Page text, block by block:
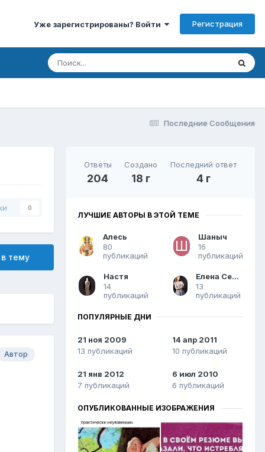
Уже зарегистрированы? Войти Регистрация
Последние Сообщения
0
тему
Автор
Ответы
204
Создано
18 г
Последний ответ
4 г
ЛУЧШИЕ АВТОРЫ В ЭТОЙ ТЕМЕ
Алесь
80
публикаций
Шаныч
16
публикаций
Настя
14
публикаций
Елена Сергеевна
13
публикаций
ПОПУЛЯРНЫЕ ДНИ
21 ноя 2009
13 публикаций
14 апр 2011
10 публикаций
21 янв 2012
7 публикаций
6 июл 2010
6 публикаций
ОПУБЛИКОВАННЫЕ ИЗОБРАЖЕНИЯ